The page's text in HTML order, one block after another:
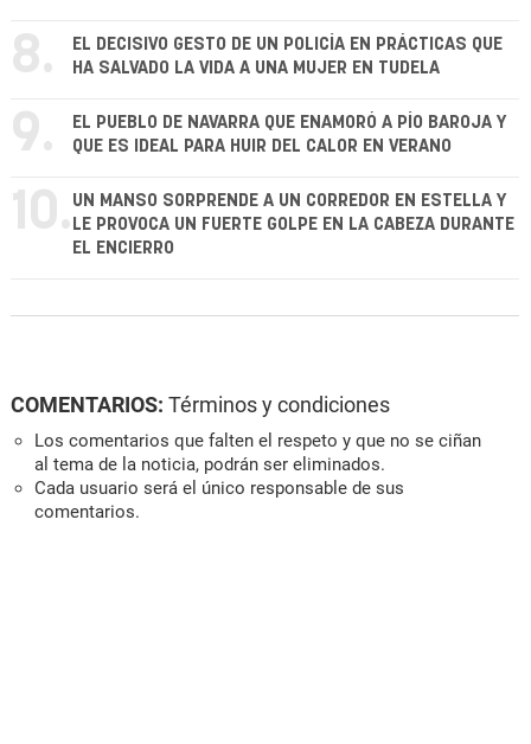
8.
EL DECISIVO GESTO DE UN POLICÍA EN PRÁCTICAS QUE
HA SALVADO LA VIDA A UNA MUJER EN TUDELA
9.
EL PUEBLO DE NAVARRA QUE ENAMORÓ A PÍO BAROJA Y
QUE ES IDEAL PARA HUIR DEL CALOR EN VERANO
10. UN MANSO SORPRENDE A UN CORREDOR EN ESTELLA Y
LE PROVOCA UN FUERTE GOLPE EN LA CABEZA DURANTE
EL ENCIERRO
COMENTARIOS: Términos y condiciones
Los comentarios que falten el respeto y que no se ciñan
al tema de la noticia, podrán ser eliminados.
Cada usuario será el único responsable de sus
comentarios.